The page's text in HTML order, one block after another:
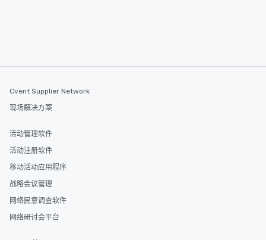
Cvent Supplier Network
现场解决方案
活动管理软件
活动注册软件
移动活动应用程序
战略会议管理
网络民意调查软件
网络研讨会平台